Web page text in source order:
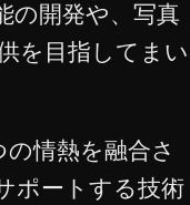
の開発や、写真
を目指してまい
情熱を融合さ
ポートする技術